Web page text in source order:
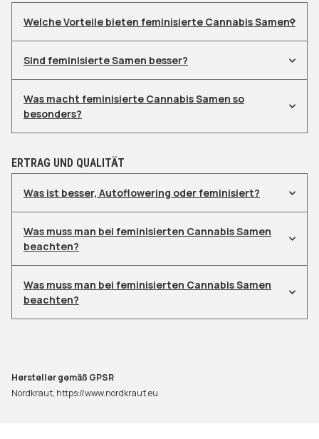
Welche Vorteile bieten feminisierte Cannabis Samen?
Sind feminisierte Samen besser?
Was macht feminisierte Cannabis Samen so
besonders?
ERTRAG UND QUALITÄT
Was ist besser, Autoflowering oder feminisiert?
Was muss man bei feminisierten Cannabis Samen
beachten?
Was muss man bei feminisierten Cannabis Samen
beachten?
Hersteller gemäß GPSR
Nordkraut, https://www.nordkraut.eu